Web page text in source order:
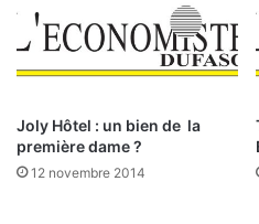
e
m
n
s
:
U
n
e
Joly Hôtel : un bien de la
première dame ?
12 novembre 2014